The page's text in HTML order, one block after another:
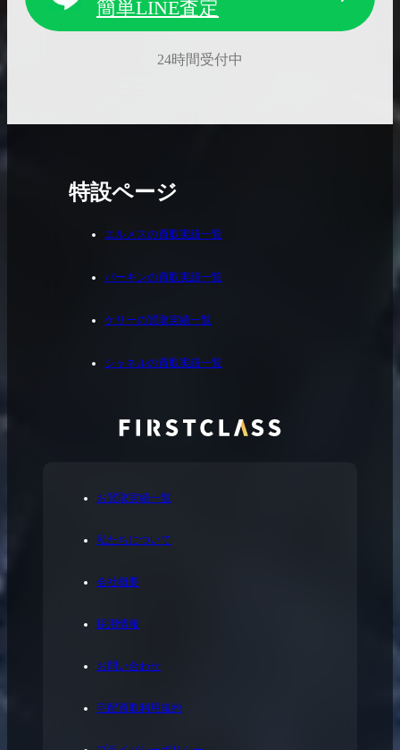
簡単LINE査定
24時間受付中
お買取実績一覧
私たちについて
会社概要
採用情報
お問い合わせ
宅配買取利用規約
特設ページ
エルメスの買取実績一覧
バーキンの買取実績一覧
ケリーの買取実績一覧
シャネルの買取実績一覧